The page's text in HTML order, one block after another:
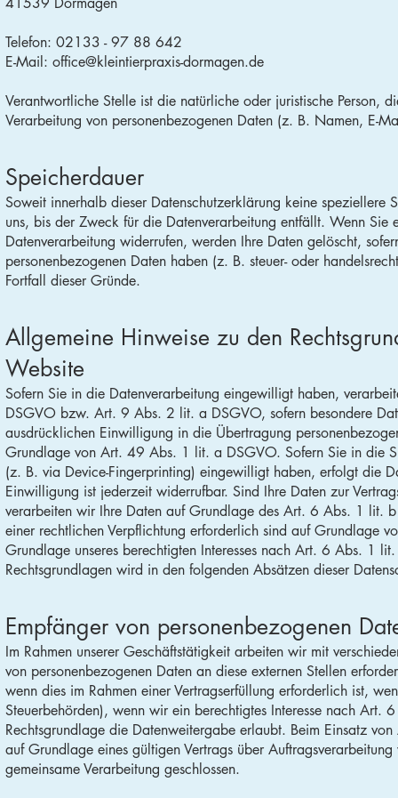
Telefon: 02133 - 97 88 642
E-Mail: office@kleintierpraxis-dormagen.de
Verantwortliche Stelle ist die natürliche oder juristische
Verarbeitung von personenbezogenen Daten (z. B. Namen, E-
Speicherdauer
Soweit innerhalb dieser Datenschutzerklärung keine
uns, bis der Zweck für die Datenverarbeitung entfällt. Wenn
Datenverarbeitung widerrufen, werden Ihre Daten gelöscht,
personenbezogenen Daten haben (z. B. steuer- oder
Fortfall dieser Gründe.
Allgemeine Hinweise zu den
Website
Sofern Sie in die Datenverarbeitung eingewilligt haben,
DSGVO bzw. Art. 9 Abs. 2 lit. a DSGVO, sofern besondere
ausdrücklichen Einwilligung in die Übertragung
Grundlage von Art. 49 Abs. 1 lit. a DSGVO. Sofern Sie in die
(z. B. via Device-Fingerprinting) eingewilligt haben, erfolgt die
Einwilligung ist jederzeit widerrufbar. Sind Ihre Daten zur
verarbeiten wir Ihre Daten auf Grundlage des Art. 6 Abs. 1 lit.
einer rechtlichen Verpflichtung erforderlich sind auf Grundlage
Grundlage unseres berechtigten Interesses nach Art. 6 Abs. 1
Rechtsgrundlagen wird in den folgenden Absätzen dieser
Empfänger von personenbezogenen
Im Rahmen unserer Geschäftstätigkeit arbeiten wir mit
von personenbezogenen Daten an diese externen Stellen
wenn dies im Rahmen einer Vertragserfüllung erforderlich ist,
Steuerbehörden), wenn wir ein berechtigtes Interesse nach
Rechtsgrundlage die Datenweitergabe erlaubt. Beim Einsatz
auf Grundlage eines gültigen Vertrags über
gemeinsame Verarbeitung geschlossen.